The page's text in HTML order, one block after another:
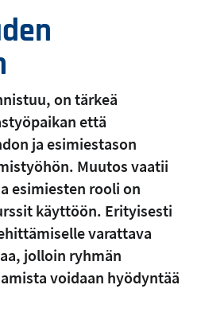
on tärkeä
että
ja esimiestason
Muutos vaatii
esimiesten rooli on
käyttöön. Erityisesti
varattava
jolloin ryhmän
voidaan hyödyntää